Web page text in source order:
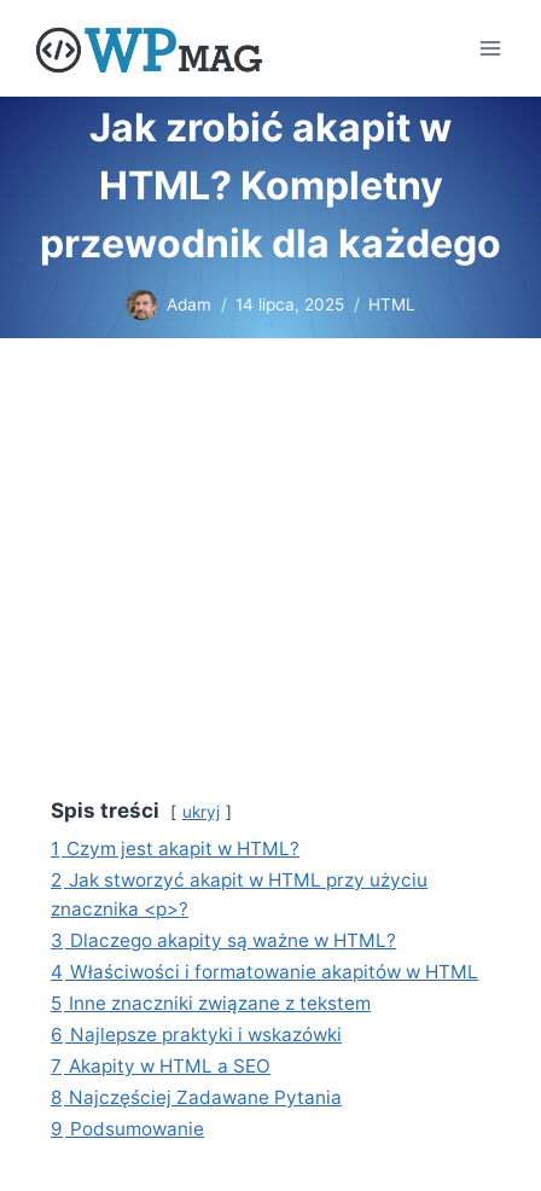
Jak zrobić akapit w
HTML? Kompletny
przewodnik dla każdego
Adam 14 lipca, 2025 HTML
Spis treści ukryj
1 Czym jest akapit w HTML?
2 Jak stworzyć akapit w HTML przy użyciu
znacznika <p>?
3 Dlaczego akapity są ważne w HTML?
4 Właściwości i formatowanie akapitów w HTML
5 Inne znaczniki związane z tekstem
6 Najlepsze praktyki i wskazówki
7 Akapity w HTML a SEO
8 Najczęściej Zadawane Pytania
9 Podsumowanie